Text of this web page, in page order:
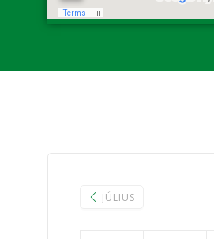
JÚLIUS